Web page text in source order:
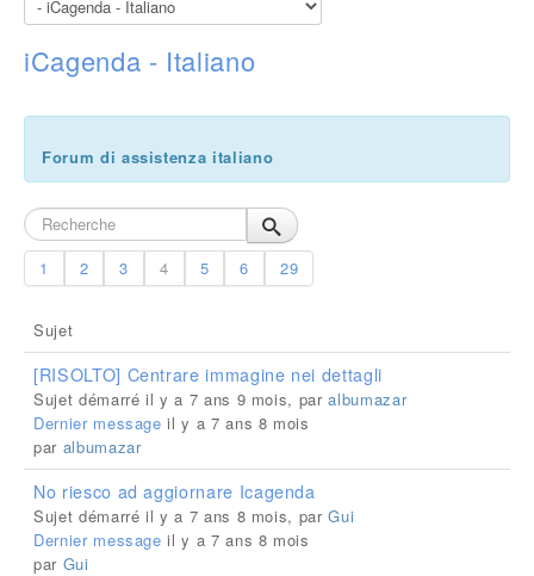
iCagenda - Italiano
Forum di assistenza italiano
1 2 3 4 5 6 29
Sujet
[RISOLTO] Centrare immagine nei dettagli
Sujet démarré il y a 7 ans 9 mois, paralbumazar
Dernier message il y a 7 ans 8 mois
par albumazar
No riesco ad aggiornare Icagenda
Sujet démarré il y a 7 ans 8 mois, parGui
Dernier message il y a 7 ans 8 mois
par Gui